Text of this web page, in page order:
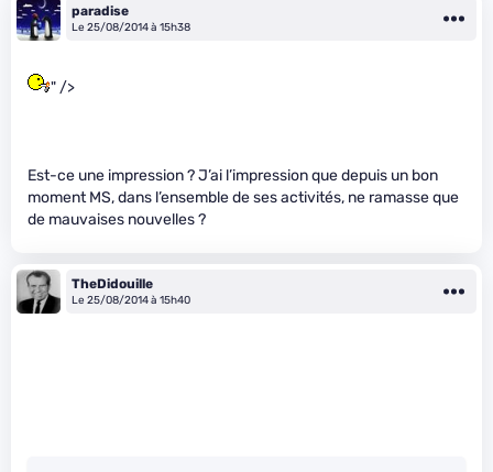
paradise
Le 25/08/2014 à 15h38
" />
Est-ce une impression ? J’ai l’impression que depuis un bon
moment MS, dans l’ensemble de ses activités, ne ramasse que
de mauvaises nouvelles ?
TheDidouille
Le 25/08/2014 à 15h40